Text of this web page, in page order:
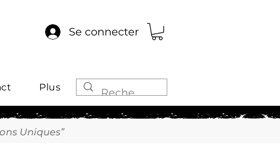
Se connecter
Plus
Uniques”